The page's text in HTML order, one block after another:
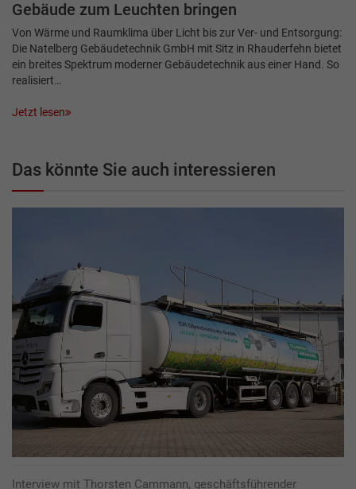
Gebäude zum Leuchten bringen
Von Wärme und Raumklima über Licht bis zur Ver- und Entsorgung:
Die Natelberg Gebäudetechnik GmbH mit Sitz in Rhauderfehn bietet
ein breites Spektrum moderner Gebäudetechnik aus einer Hand. So
realisiert…
Jetzt lesen
Das könnte Sie auch interessieren
Interview mit Thorsten Cammann, geschäftsführender